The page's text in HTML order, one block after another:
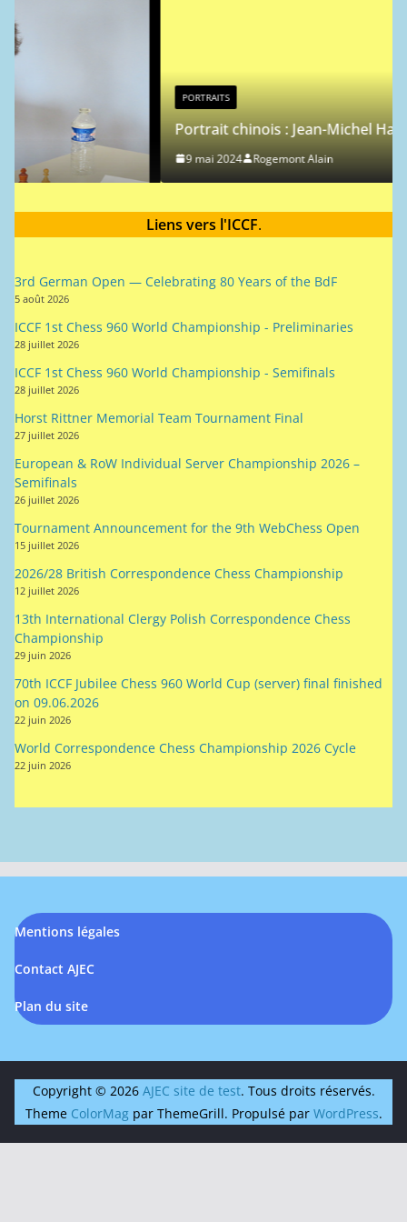
Portrait chinois : Jean-Michel Hagnere
9 mai 2024 Rogemont Alain
Liens vers l'ICCF.
3rd German Open — Celebrating 80 Years of the BdF
5 août 2026
ICCF 1st Chess 960 World Championship - Preliminaries
28 juillet 2026
ICCF 1st Chess 960 World Championship - Semifinals
28 juillet 2026
Horst Rittner Memorial Team Tournament Final
27 juillet 2026
European & RoW Individual Server Championship 2026 –
Semifinals
26 juillet 2026
Tournament Announcement for the 9th WebChess Open
15 juillet 2026
2026/28 British Correspondence Chess Championship
12 juillet 2026
13th International Clergy Polish Correspondence Chess
Championship
29 juin 2026
70th ICCF Jubilee Chess 960 World Cup (server) final finished
on 09.06.2026
22 juin 2026
World Correspondence Chess Championship 2026 Cycle
22 juin 2026
Mentions légales
Contact AJEC
Plan du site
Copyright © 2026 AJEC site de test. Tous droits réservés.
Theme ColorMagpar ThemeGrill. Propulsé par WordPress.